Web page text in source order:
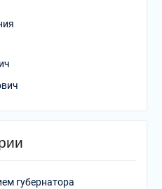
губернатора